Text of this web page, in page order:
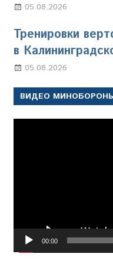
05.08.2026
Тренировки
в
05.08.2026
ВИДЕО
00:00